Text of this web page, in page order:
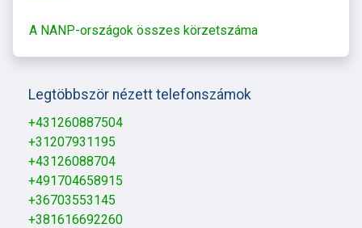
A NANP-országok összes körzetszáma
Legtöbbször nézett telefonszámok
+431260887504
+31207931195
+43126088704
+491704658915
+36703553145
+381616692260